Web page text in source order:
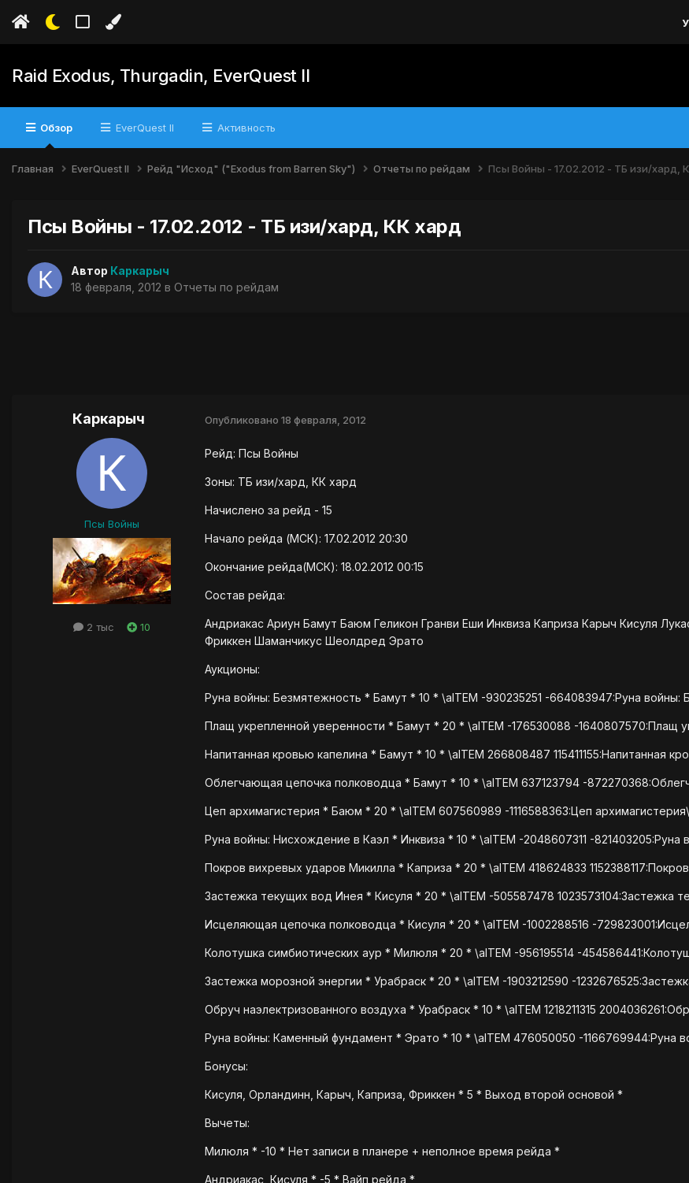
Raid Exodus, Thurgadin, EverQuest II
Обзор EverQuest II Активность
Главная EverQuest II Рейд "Исход" ("Exodus from Barren Sky") Отчеты по рейдам Псы Войны - 17.02.2012 - ТБ изи/хард,
Псы Войны - 17.02.2012 - ТБ изи/хард, КК хард
Автор Каркарыч
18 февраля, 2012 в Отчеты по рейдам
Каркарыч
Псы Войны
2 тыс 10
Опубликовано 18 февраля, 2012
Рейд: Псы Войны
Зоны: ТБ изи/хард, КК хард
Начислено за рейд - 15
Начало рейда (МСК): 17.02.2012 20:30
Окончание рейда(МСК): 18.02.2012 00:15
Состав рейда:
Андриакас Ариун Бамут Баюм Геликон Гранви Еши Инквиза Каприза Карыч Кисуля
Фриккен Шаманчикус Шеолдред Эрато
Аукционы:
Руна войны: Безмятежность * Бамут * 10 * \aITEM -930235251 -664083947:Руна войны:
Плащ укрепленной уверенности * Бамут * 20 * \aITEM -176530088 -1640807570:Плащ
Напитанная кровью капелина * Бамут * 10 * \aITEM 266808487 115411155:Напитанная
Облегчающая цепочка полководца * Бамут * 10 * \aITEM 637123794 -
Цеп архимагистерия * Баюм * 20 * \aITEM 607560989 -1116588363:Цеп
Руна войны: Нисхождение в Каэл * Инквиза * 10 * \aITEM -2048607311 -
Покров вихревых ударов Микилла * Каприза * 20 * \aITEM 418624833
Застежка текущих вод Инея * Кисуля * 20 * \aITEM -505587478 1023573104:Застежка
Исцеляющая цепочка полководца * Кисуля * 20 * \aITEM -1002288516 -
Колотушка симбиотических аур * Милюля * 20 * \aITEM -956195514 -
Застежка морозной энергии * Урабраск * 20 * \aITEM -1903212590 -
Обруч наэлектризованного воздуха * Урабраск * 10 * \aITEM 1218211315
Руна войны: Каменный фундамент * Эрато * 10 * \aITEM 476050050 -1166769944:Руна
Бонусы:
Кисуля, Орландинн, Карыч, Каприза, Фриккен * 5 * Выход второй основой *
Вычеты:
Милюля * -10 * Нет записи в планере + неполное время рейда *
Андриакас, Кисуля * -5 * Вайп рейда *